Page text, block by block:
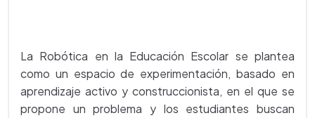
La Robótica en la Educación Escolar se plantea
como un espacio de experimentación, basado en
aprendizaje activo y construccionista, en el que se
propone un problema y los estudiantes buscan